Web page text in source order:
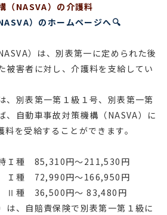
（NASVA）の介護料
）のホームページへ🔍
）は、別表第一に定められた後
被害者に対し、介護料を支給してい
、別表第一第１級１号、別表第一第
、自動車事故対策機構（NASVA）に
を受給することができます。
種 85,310円～211,530 円
Ｉ種 72,990円～166,950 円
Ⅱ種 36,500円～ 83,480 円
、自賠責保険で別表第一第１級に